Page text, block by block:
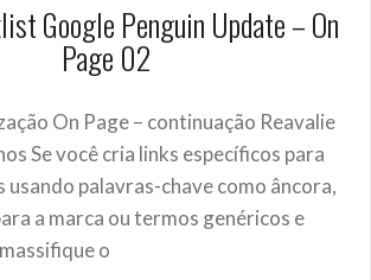
Google Penguin Update – On
Page 02
On Page – continuação Reavalie
Se você cria links específicos para
usando palavras-chave como âncora,
a marca ou termos genéricos e
o